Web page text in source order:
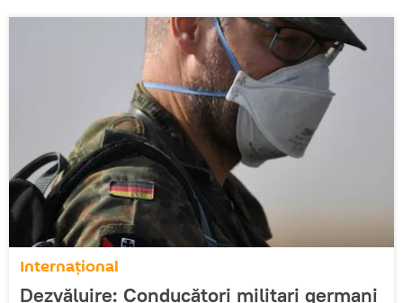
Internațional
Dezvăluire: Conducători militari germani